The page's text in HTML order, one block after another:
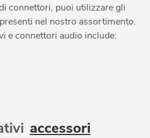
connettori, puoi utilizzare gli
presenti nel nostro assortimento.
e connettori audio include:
accessori